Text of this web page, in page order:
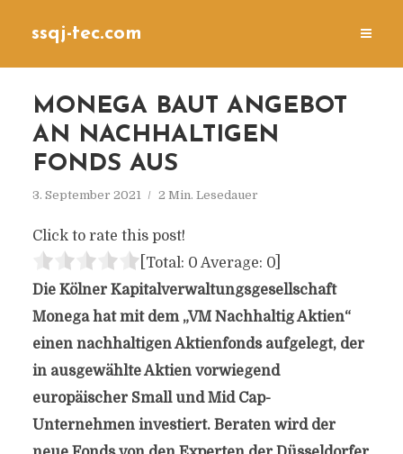
ssqj-tec.com
MONEGA BAUT ANGEBOT
AN NACHHALTIGEN
FONDS AUS
3. September 2021 2 Min. Lesedauer
Click to rate this post!
[Total: 0 Average: 0]
Die Kölner Kapitalverwaltungsgesellschaft
Monega hat mit dem „VM Nachhaltig Aktien“
einen nachhaltigen Aktienfonds aufgelegt, der
in ausgewählte Aktien vorwiegend
europäischer Small und Mid Cap-
Unternehmen investiert. Beraten wird der